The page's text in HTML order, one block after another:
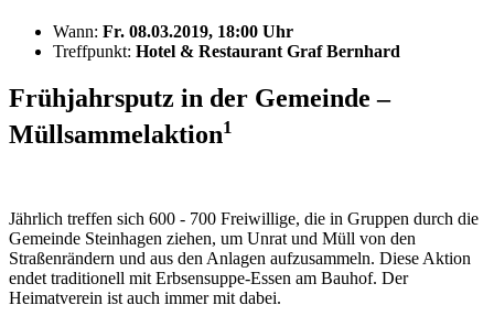
Wann: Fr. 08.03.2019, 18:00 Uhr
Treffpunkt: Hotel & Restaurant Graf Bernhard
Frühjahrsputz in der Gemeinde –
Müllsammelaktion1
Jährlich treffen sich 600 - 700 Freiwillige, die in Gruppen durch die
Gemeinde Steinhagen ziehen, um Unrat und Müll von den
Straßenrändern und aus den Anlagen aufzusammeln. Diese Aktion
endet traditionell mit Erbsensuppe-Essen am Bauhof. Der
Heimatverein ist auch immer mit dabei.